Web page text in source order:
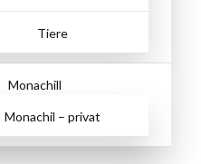
Tiere
Monachill
Monachil – privat